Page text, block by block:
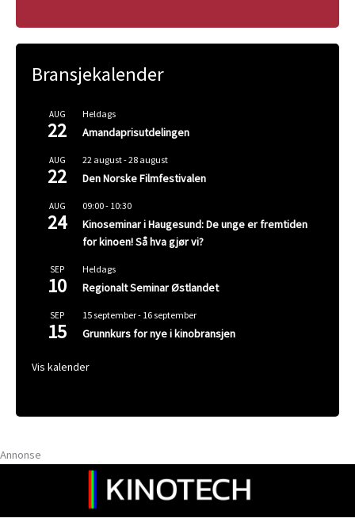
Bransjekalender
AUG
22
Heldags
Amandaprisutdelingen
AUG
22
22 august-28 august
Den Norske Filmfestivalen
AUG
24
09:00- 10:30
Kinoseminar i Haugesund: De unge er fremtiden
for kinoen! Så hva gjør vi?
SEP
10
Heldags
Regionalt Seminar Østlandet
SEP
15
15 september- 16 september
Grunnkurs for nye i kinobransjen
Vis kalender
Annonse